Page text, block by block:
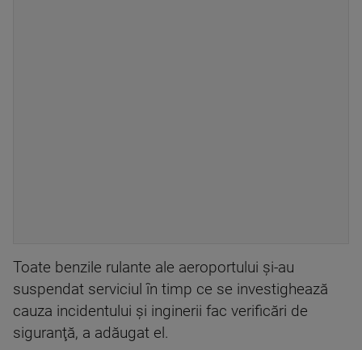
Toate benzile rulante ale aeroportului şi-au
suspendat serviciul în timp ce se investighează
cauza incidentului şi inginerii fac verificări de
siguranţă, a adăugat el.